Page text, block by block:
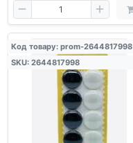
Код товару: prom-2644817998
SKU: 2644817998